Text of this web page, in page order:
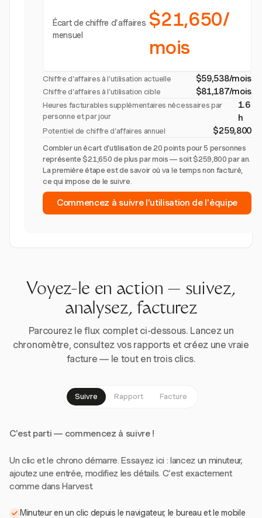
Écart de chiffre d'affaires
mensuel
$21,650/
mois
Chiffre d'affaires à l'utilisation actuelle $59,538/mois
Chiffre d'affaires à l'utilisation cible $81,187/mois
Heures facturables supplémentaires nécessaires par
personne et par jour
1.6
h
Potentiel de chiffre d'affaires annuel $259,800
Combler un écart d'utilisation de 20 points pour 5 personnes
représente $21,650 de plus par mois — soit $259,800 par an.
La première étape est de savoir où va le temps non facturé,
ce qui impose de le suivre.
Commencez à suivre l'utilisation de l'équipe
Voyez-le en action — suivez,
analysez, facturez
Parcourez le flux complet ci-dessous. Lancez un
chronomètre, consultez vos rapports et créez une vraie
facture — le tout en trois clics.
Suivre Rapport Facture
C'est parti — commencez à suivre !
Un clic et le chrono démarre. Essayez ici : lancez un minuteur,
ajoutez une entrée, modifiez les détails. C'est exactement
comme dans Harvest.
Minuteur en un clic depuis le navigateur, le bureau et le mobile